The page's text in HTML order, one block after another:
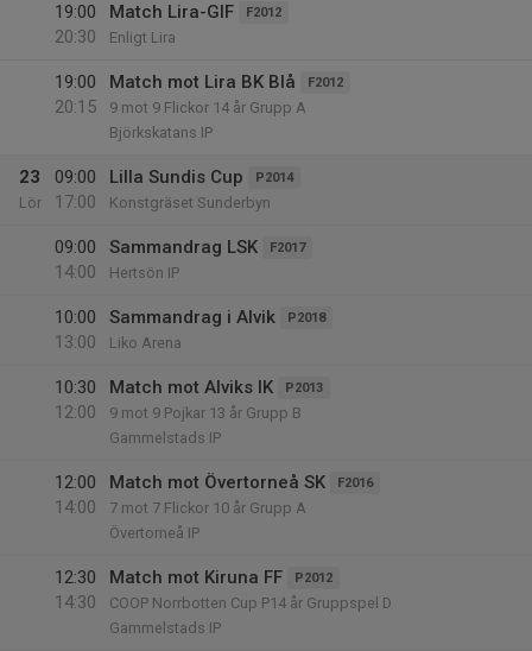
19:00
20:30
Match Lira-GIF F2012
Enligt Lira
19:00
20:15
Match mot Lira BK Blå F2012
9 mot 9 Flickor 14 år Grupp A
Björkskatans IP
23
Lör
09:00
17:00
Lilla Sundis Cup P2014
Konstgräset Sunderbyn
09:00
14:00
Sammandrag LSK F2017
Hertsön IP
10:00
13:00
Sammandrag i Alvik P2018
Liko Arena
10:30
12:00
Match mot Alviks IK P2013
9 mot 9 Pojkar 13 år Grupp B
Gammelstads IP
12:00
14:00
Match mot Övertorneå SK F2016
7 mot 7 Flickor 10 år Grupp A
Övertorneå IP
12:30
14:30
Match mot Kiruna FF P2012
COOP Norrbotten Cup P14 år Gruppspel D
Gammelstads IP